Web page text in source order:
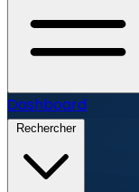
Dashboard
Rechercher